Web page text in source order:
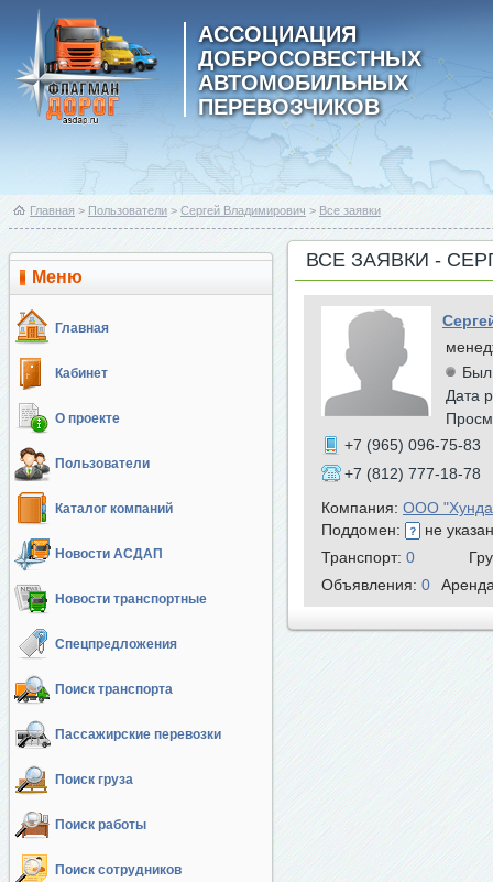
АССОЦИАЦИЯ
ДОБРОСОВЕСТНЫХ
АВТОМОБИЛЬНЫХ
ПЕРЕВОЗЧИКОВ
Главная > Пользователи > Сергей Владимирович > Все заявки
Меню
Главная
Кабинет
О проекте
Пользователи
Каталог компаний
Новости АСДАП
Новости транспортные
Спецпредложения
Поиск транспорта
Пассажирские перевозки
Поиск груза
Поиск работы
Поиск сотрудников
ВСЕ ЗАЯВКИ -
Был
Дата
+7 (965) 096-75-83
+7 (812) 777-18-78
Компания: ООО
Поддомен:
не
Транспорт: 0
Объявления: 0